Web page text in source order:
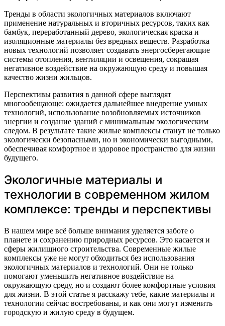
Тренды в области экологичных материалов включают
применение натуральных и вторичных ресурсов, таких как
бамбук, переработанный дерево, экологическая краска и
изоляционные материалы без вредных веществ. Разработка
новых технологий позволяет создавать энергосберегающие
системы отопления, вентиляции и освещения, сокращая
негативное воздействие на окружающую среду и повышая
качество жизни жильцов.
Перспективы развития в данной сфере выглядят
многообещающе: ожидается дальнейшее внедрение умных
технологий, использование возобновляемых источников
энергии и создание зданий с минимальным экологическим
следом. В результате такие жилые комплексы станут не только
экологически безопасными, но и экономически выгодными,
обеспечивая комфортное и здоровое пространство для жизни
будущего.
Экологичные материалы и
технологии в современном жилом
комплексе: тренды и перспективы
В нашем мире всё больше внимания уделяется заботе о
планете и сохранению природных ресурсов. Это касается и
сферы жилищного строительства. Современные жилые
комплексы уже не могут обходиться без использования
экологичных материалов и технологий. Они не только
помогают уменьшить негативное воздействие на
окружающую среду, но и создают более комфортные условия
для жизни. В этой статье я расскажу тебе, какие материалы и
технологии сейчас востребованы, и как они могут изменить
городскую и жилую среду в будущем.